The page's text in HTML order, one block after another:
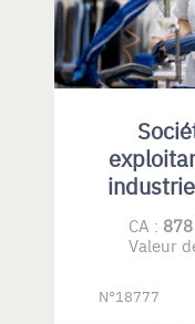
CA :
Valeur
N°18777